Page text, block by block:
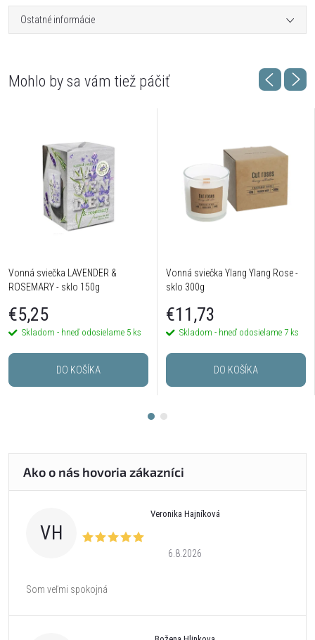
Ostatné informácie
Vonná sviečka LAVENDER &
ROSEMARY - sklo 150g
€5,25
Skladom - hneď odosielame 5 ks
DO KOŠÍKA
Vonná sviečka Ylang Ylang Rose -
sklo 300g
€11,73
Skladom - hneď odosielame 7 ks
DO KOŠÍKA
VH
Veronika Hajníková
6.8.2026
Som veľmi spokojná